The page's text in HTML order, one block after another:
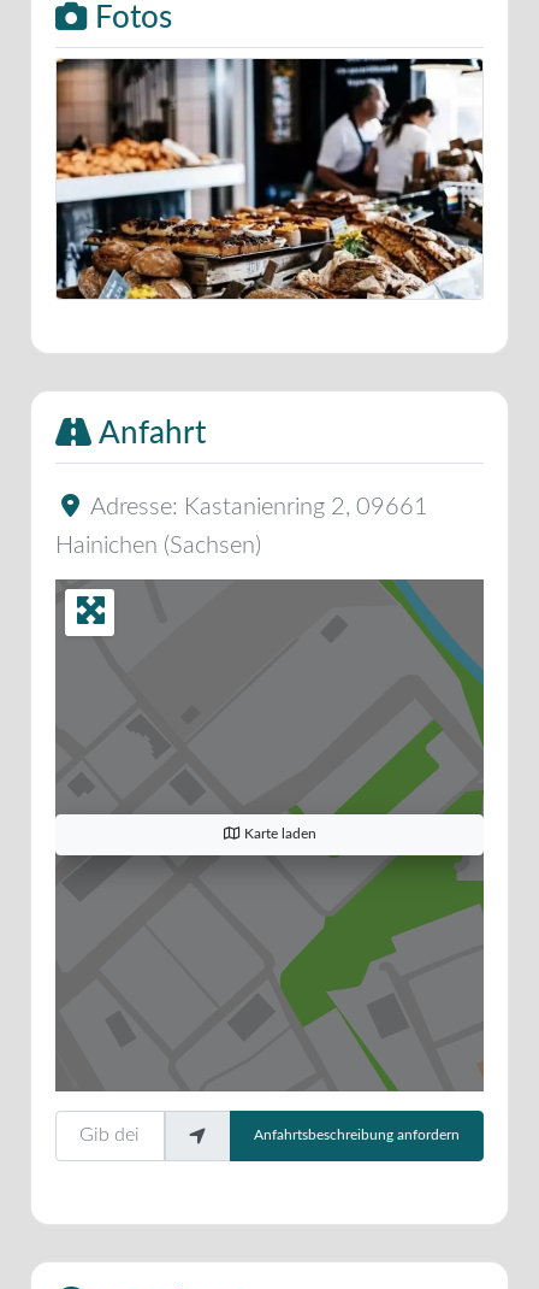
Fotos
Anfahrt
Adresse: Kastanienring 2, 09661
Hainichen (Sachsen)
Karte laden
Gib deinen Standort ein.
Anfahrtsbeschreibung anfordern